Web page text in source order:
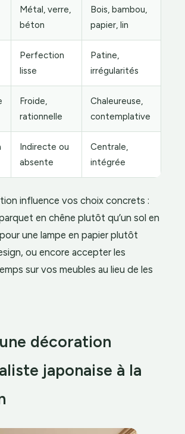
Métal, verre,
béton
Bois, bambou,
papier, lin
Perfection
lisse
Patine,
irrégularités
Froide,
rationnelle
Chaleureuse,
contemplative
Indirecte ou
absente
Centrale,
intégrée
influence vos choix concrets :
en chêne plutôt qu’un sol en
une lampe en papier plutôt
ou encore accepter les
sur vos meubles au lieu de les
décoration
japonaise à la